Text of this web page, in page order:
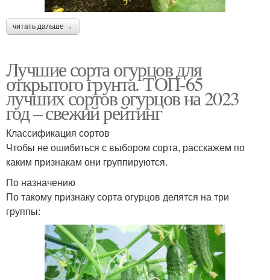
читать дальше →
Лучшие сорта огурцов для
открытого грунта. ТОП-65
лучших сортов огурцов на 2023
год – свежий рейтинг
Классификация сортов
Чтобы не ошибиться с выбором сорта, расскажем по
каким признакам они группируются.
По назначению
По такому признаку сорта огурцов делятся на три
группы: